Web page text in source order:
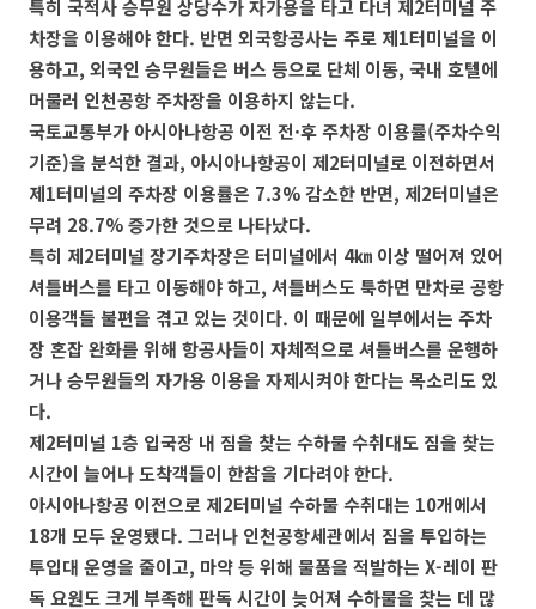
특히 국적사 승무원 상당수가 자가용을 타고 다녀 제2터미널 주
차장을 이용해야 한다. 반면 외국항공사는 주로 제1터미널을 이
용하고, 외국인 승무원들은 버스 등으로 단체 이동, 국내 호텔에
머물러 인천공항 주차장을 이용하지 않는다.
국토교통부가 아시아나항공 이전 전·후 주차장 이용률(주차수익
기준)을 분석한 결과, 아시아나항공이 제2터미널로 이전하면서
제1터미널의 주차장 이용률은 7.3% 감소한 반면, 제2터미널은
무려 28.7% 증가한 것으로 나타났다.
특히 제2터미널 장기주차장은 터미널에서 4㎞ 이상 떨어져 있어
셔틀버스를 타고 이동해야 하고, 셔틀버스도 툭하면 만차로 공항
이용객들 불편을 겪고 있는 것이다. 이 때문에 일부에서는 주차
장 혼잡 완화를 위해 항공사들이 자체적으로 셔틀버스를 운행하
거나 승무원들의 자가용 이용을 자제시켜야 한다는 목소리도 있
다.
제2터미널 1층 입국장 내 짐을 찾는 수하물 수취대도 짐을 찾는
시간이 늘어나 도착객들이 한참을 기다려야 한다.
아시아나항공 이전으로 제2터미널 수하물 수취대는 10개에서
18개 모두 운영됐다. 그러나 인천공항세관에서 짐을 투입하는
투입대 운영을 줄이고, 마약 등 위해 물품을 적발하는 X-레이 판
독 요원도 크게 부족해 판독 시간이 늦어져 수하물을 찾는 데 많